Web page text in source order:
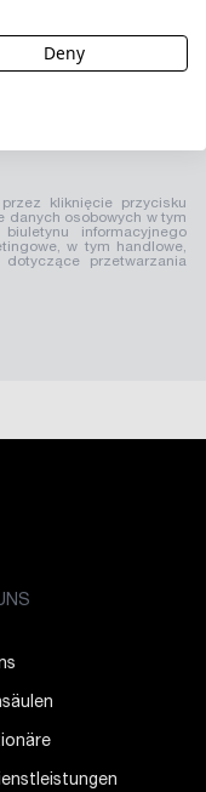
kliknięcie przycisku
danych osobowych w tym
informacyjnego
w tym handlowe,
przetwarzania
Deny